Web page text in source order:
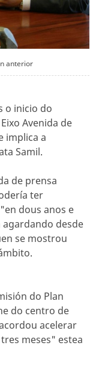
anterior
o inicio do
Avenida de
implica a
Samil.
de prensa
ter
dous anos e
desde
se mostrou
do Plan
do centro de
acelerar
meses" estea